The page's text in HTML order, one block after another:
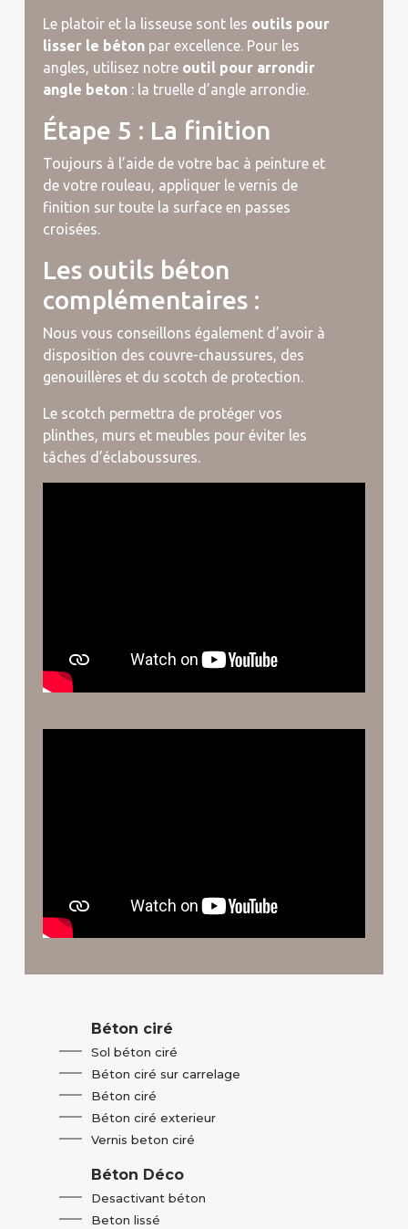
Le platoir et la lisseuse sont les outils pour
lisser le bétonpar excellence. Pour les
angles, utilisez notre outil pour arrondir
angle beton: la truelle d’angle arrondie.
Étape 5 : La finition
Toujours à l’aide de votre bac à peinture et
de votre rouleau, appliquer le vernis de
finition sur toute la surface en passes
croisées.
Les outils béton
complémentaires :
Nous vous conseillons également d’avoir à
disposition des couvre-chaussures, des
genouillères et du scotch de protection.
Le scotch permettra de protéger vos
plinthes, murs et meubles pour éviter les
tâches d’éclaboussures.
Béton ciré
Sol béton ciré
Béton ciré sur carrelage
Béton ciré
Béton ciré exterieur
Vernis beton ciré
Béton Déco
Desactivant béton
Beton lissé